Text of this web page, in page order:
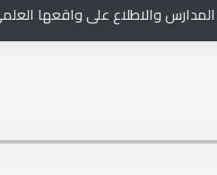
والاطلاع على واقعها العلمي